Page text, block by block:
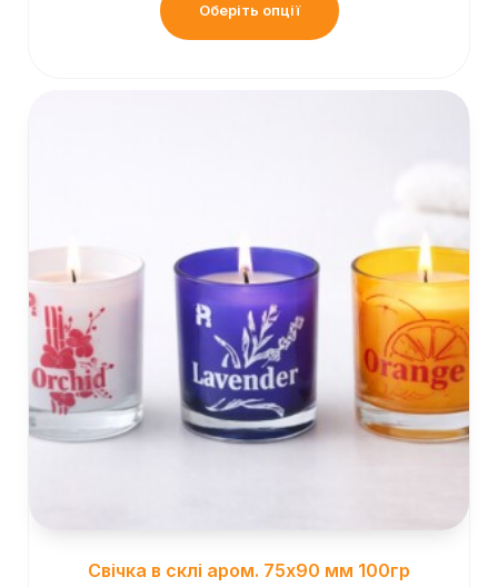
Оберіть опції
Свічка в склі аром. 75х90 мм 100гр